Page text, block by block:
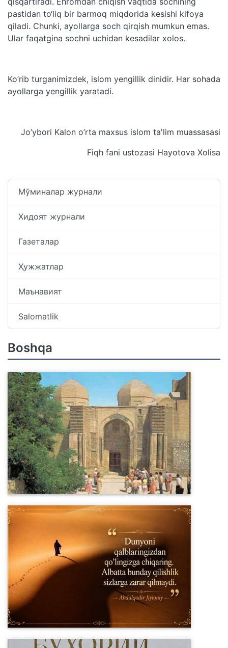
pastidan to‘liq bir barmoq miqdorida kesishi kifoya
qiladi. Chunki, ayollarga soch qirqish mumkun emas.
Ular faqatgina sochni uchidan kesadilar xolos.
Ko’rib turganimizdek, islom yengillik dinidir. Har sohada
ayollarga yengillik yaratadi.
Jo’ybori Kalon o’rta maxsus islom ta'lim muassasasi
Fiqh fani ustozasi Hayotova Xolisa
Мўминалар журнали
Хидоят журнали
Газеталар
Ҳужжатлар
Маънавият
Salomatlik
Boshqa